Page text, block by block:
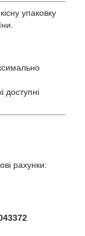
упаковку
доступні
рахунки: